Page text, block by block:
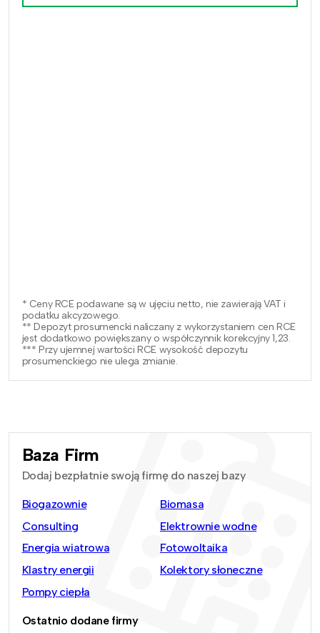
* Ceny RCE podawane są w ujęciu netto, nie zawierają VAT i
podatku akcyzowego.
** Depozyt prosumencki naliczany z wykorzystaniem cen RCE
jest dodatkowo powiększany o współczynnik korekcyjny 1,23.
*** Przy ujemnej wartości RCE wysokość depozytu
prosumenckiego nie ulega zmianie.
Baza Firm
Dodaj bezpłatnie swoją firmę do naszej bazy
Biogazownie
Biomasa
Consulting
Elektrownie wodne
Energia wiatrowa
Fotowoltaika
Klastry energii
Kolektory słoneczne
Pompy ciepła
Ostatnio dodane firmy